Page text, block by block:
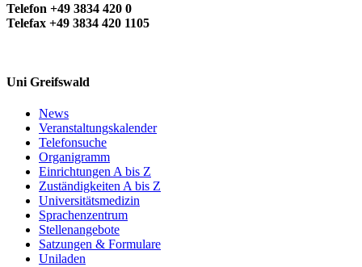
Telefon +49 3834 420 0
Telefax +49 3834 420 1105
Uni Greifswald
News
Veranstaltungskalender
Telefonsuche
Organigramm
Einrichtungen A bis Z
Zuständigkeiten A bis Z
Universitätsmedizin
Sprachenzentrum
Stellenangebote
Satzungen & Formulare
Uniladen